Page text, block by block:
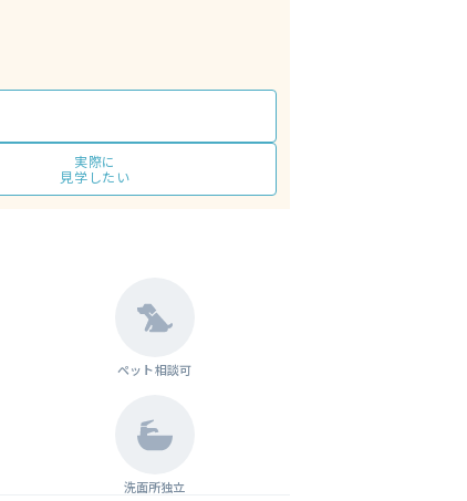
実際に
見学したい
ペット相談可
洗面所独立